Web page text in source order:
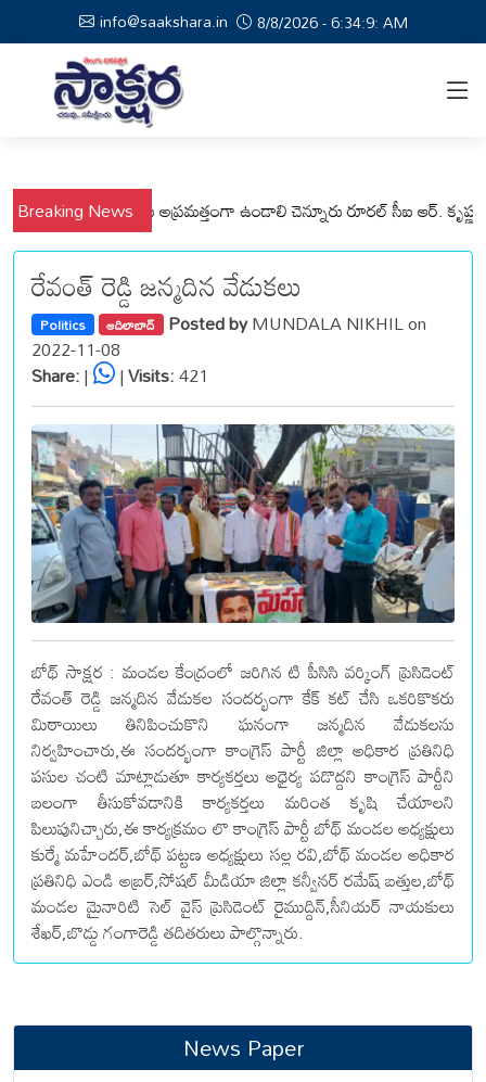
info@saakshara.in 8/8/2026 - 6:34:9: AM
Breaking News
మండలాల ప్రజలు అప్రమత్తంగా ఉండాలి చెన్నూరు రూరల్ సీఐ ఆర్. కృష్ణ
రేవంత్ రెడ్డి జన్మదిన వేడుకలు
Politics ఆదిలాబాద్ Posted byMUNDALA NIKHIL on
2022-11-08
Share:| |Visits:421
బోథ్ సాక్షర : మండల కేంద్రంలో జరిగిన టి పీసిసి వర్కింగ్ ప్రెసిడెంట్
రేవంత్ రెడ్డి జన్మదిన వేడుకల సందర్భంగా కేక్ కట్ చేసి ఒకరికొకరు
మిఠాయిలు తినిపించుకొని ఘనంగా జన్మదిన వేడుకలను
నిర్వహించారు,ఈ సందర్భంగా కాంగ్రెస్ పార్టీ జిల్లా అధికార ప్రతినిధి
పసుల చంటి మాట్లాడుతూ కార్యకర్తలు అధైర్య పడొద్దని కాంగ్రెస్ పార్టీని
బలంగా తీసుకోవడానికి కార్యకర్తలు మరింత కృషి చేయాలని
పిలుపునిచ్చారు,ఈ కార్యక్రమం లొ కాంగ్రెస్ పార్టీ బోథ్ మండల అధ్యక్షులు
కుర్మే మహేందర్,బోథ్ పట్టణ అధ్యక్షులు సల్ల రవి,బోథ్ మండల అధికార
ప్రతినిధి ఎండి అబ్రర్,సోషల్ మీడియా జిల్లా కన్వీనర్ రమేష్ బత్తుల,బోథ్
మండల మైనారిటి సెల్ వైస్ ప్రెసిడెంట్ రైముద్దిన్,సీనియర్ నాయకులు
శేఖర్,బొడ్డు గంగారెడ్డి తదితరులు పాల్గొన్నారు.
News Paper